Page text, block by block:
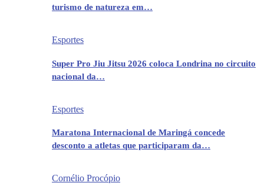
turismo de natureza em…
Esportes
Super Pro Jiu Jitsu 2026 coloca Londrina no circuito
nacional da…
Esportes
Maratona Internacional de Maringá concede
desconto a atletas que participaram da…
Cornélio Procópio